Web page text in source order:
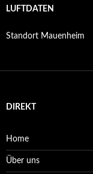
LUFTDATEN
Standort Mauenheim
DIREKT
Home
Über uns